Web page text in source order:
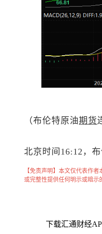
（布伦特原油期货
北京时间16:12，
【免责声明】本文仅代表作
或完整性提供任何明示或暗示
下载汇通财经